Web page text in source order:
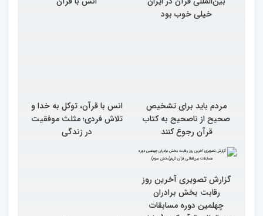
خیلی خوب بود
مردم باید برای تشخیص
صحیح از ناصحیح به کتاب
قرآن رجوع کنند
انس با قرآن، توکل به خدا و
تلاش فردی؛ مثلث موفقیت
در زندگی